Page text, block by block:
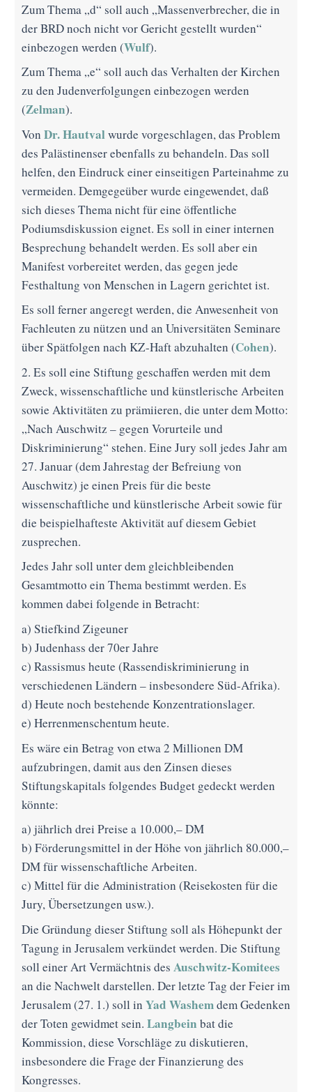
Zum Thema „d“ soll auch „Massenverbrecher, die in
der BRD noch nicht vor Gericht gestellt wurden“
einbezogen werden (Wulf).
Zum Thema „e“ soll auch das Verhalten der Kirchen
zu den Judenverfolgungen einbezogen werden
(Zelman).
Von Dr. Hautvalwurde vorgeschlagen, das Problem
des Palästinenser ebenfalls zu behandeln. Das soll
helfen, den Eindruck einer einseitigen Parteinahme zu
vermeiden. Demgegeüber wurde eingewendet, daß
sich dieses Thema nicht für eine öffentliche
Podiumsdiskussion eignet. Es soll in einer internen
Besprechung behandelt werden. Es soll aber ein
Manifest vorbereitet werden, das gegen jede
Festhaltung von Menschen in Lagern gerichtet ist.
Es soll ferner angeregt werden, die Anwesenheit von
Fachleuten zu nützen und an Universitäten Seminare
über Spätfolgen nach KZ-Haft abzuhalten (Cohen).
2. Es soll eine Stiftung geschaffen werden mit dem
Zweck, wissenschaftliche und künstlerische Arbeiten
sowie Aktivitäten zu prämiieren, die unter dem Motto:
„Nach Auschwitz – gegen Vorurteile und
Diskriminierung“ stehen. Eine Jury soll jedes Jahr am
27. Januar (dem Jahrestag der Befreiung von
Auschwitz) je einen Preis für die beste
wissenschaftliche und künstlerische Arbeit sowie für
die beispielhafteste Aktivität auf diesem Gebiet
zusprechen.
Jedes Jahr soll unter dem gleichbleibenden
Gesamtmotto ein Thema bestimmt werden. Es
kommen dabei folgende in Betracht:
a) Stiefkind Zigeuner
b) Judenhass der 70er Jahre
c) Rassismus heute (Rassendiskriminierung in
verschiedenen Ländern – insbesondere Süd-Afrika).
d) Heute noch bestehende Konzentrationslager.
e) Herrenmenschentum heute.
Es wäre ein Betrag von etwa 2 Millionen DM
aufzubringen, damit aus den Zinsen dieses
Stiftungskapitals folgendes Budget gedeckt werden
könnte:
a) jährlich drei Preise a 10.000,– DM
b) Förderungsmittel in der Höhe von jährlich 80.000,–
DM für wissenschaftliche Arbeiten.
c) Mittel für die Administration (Reisekosten für die
Jury, Übersetzungen usw.).
Die Gründung dieser Stiftung soll als Höhepunkt der
Tagung in Jerusalem verkündet werden. Die Stiftung
soll einer Art Vermächtnis des Auschwitz-Komitees
an die Nachwelt darstellen. Der letzte Tag der Feier im
Jerusalem (27. 1.) soll in Yad Washemdem Gedenken
der Toten gewidmet sein. Langbein bat die
Kommission, diese Vorschläge zu diskutieren,
insbesondere die Frage der Finanzierung des
Kongresses.